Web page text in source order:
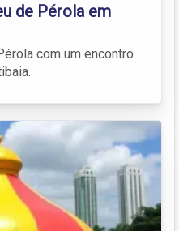
de Pérola em
com um encontro